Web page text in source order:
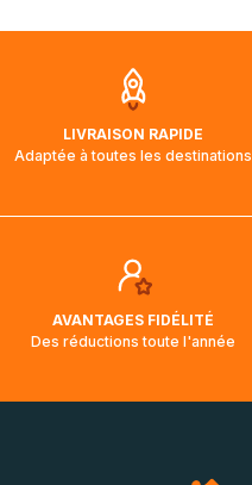
aura touché terre.
LIVRAISON RAPIDE
Adaptée à toutes les destinations
AVANTAGES FIDÉLITÉ
Des réductions toute l'année